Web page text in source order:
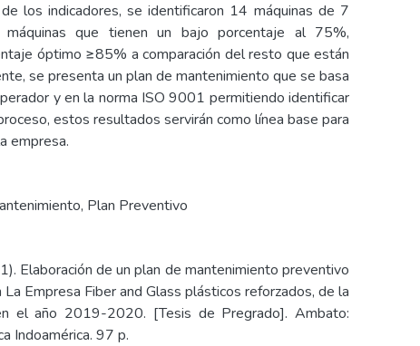
los indicadores, se identificaron 14 máquinas de 7
que tienen un bajo porcentaje al 75%,
óptimo ≥85% a comparación del resto que están
se presenta un plan de mantenimiento que se basa
y en la norma ISO 9001 permitiendo identificar
estos resultados servirán como línea base para
empresa.
, Plan Preventivo
Elaboración de un plan de mantenimiento preventivo
Empresa Fiber and Glass plásticos reforzados, de la
el año 2019-2020. [Tesis de Pregrado]. Ambato:
Indoamérica. 97 p.